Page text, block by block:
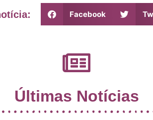
Facebook
Últimas Notícias